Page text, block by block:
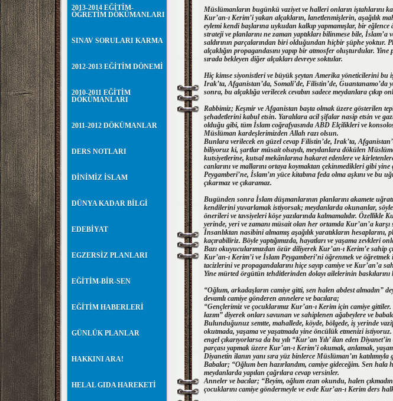
2013-2014 EĞİTİM-
ÖĞRETİM DÖKÜMANLARI
SINAV SORULARI KARMA
2012-2013 EĞİTİM DÖNEMİ
2010-2011 EĞİTİM
DÖKÜMANLARI
2011-2012 DÖKÜMANLAR
DERS NOTLARI
DİNİMİZ İSLAM
DÜNYA KADAR BİLGİ
EDEBİYAT
EGZERSİZ PLANLARI
EĞİTİM-BİR-SEN
EĞİTİM HABERLERİ
GÜNLÜK PLANLAR
HAKKINI ARA!
HELAL GIDA HAREKETİ
Müslümanların bugünkü vaziyet ve halleri onların iştahlarını
Kur’an-ı Kerim’i yakan alçakların, lanetlenmişlerin, aşağılık
eylemi kendi başlarına uykudan kalkıp yapmamışlar, bir
strateji ve planlarını ne zaman yaptıkları bilinmese bile,
saldırının parçalarından biri olduğundan hiçbir şüphe yoktur.
alçaklığın propagandasını yapıp bir atmosfer oluşturdular.
sırada bekleyen diğer alçakları devreye soktular.
Hiç kimse siyonistleri ve büyük şeytan Amerika yöneticilerini bu
Irak’ta, Afganistan’da, Somali’de, Filistin’de, Guantanamo’da
sonra, bu alçaklığa verilecek cevabın sadece meydanlara çıkıp
Rabbimiz; Keşmir ve Afganistan başta olmak üzere gösterilen
şehadetlerini kabul etsin. Yaralılara acil şifalar nasip etsin ve
olduğu gibi, tüm İslam coğrafyasında ABD Elçilikleri ve
Müslüman kardeşlerimizden Allah razı olsun.
Bunlara verilecek en güzel cevap Filistin’de, Irak’ta,
biliyoruz ki, şartlar müsait olsaydı, meydanlara dökülen
kutsiyetlerine, kutsal mekânlarına hakaret edenlere ve
canlarını ve mallarını ortaya koymaktan çekinmedikleri gibi
Peygamberi’ne, İslam’ın yüce kitabına feda olma aşkını ve
çıkarmaz ve çıkaramaz.
Bugünden sonra İslam düşmanlarının planlarını akamete
kendilerini yuvarlamak istiyorsak; meydanlarda okunanlar,
önerileri ve tavsiyeleri köşe yazılarında kalmamalıdır. Özellikle
yerinde, yeri ve zamanı müsait olan her ortamda Kur’an’a
İnsanlıktan nasibini almamış aşağılık yaratıkların
kaçırabiliriz. Böyle yaptığımızda, hayatları ve yaşama zevkleri
Bazı okuyucularımızdan özür diliyerek Kur’an-ı Kerim’e sahip
Kur’an-ı Kerim’i ve İslam Peygamberi’ni öğrenmek ve
tacizlerini ve propagandalarını hiçe sayıp camiye ve Kur’an’a
Yine mürted örgütün tehditlerinden dolayı ailelerinin baskılarını
“Oğlum, arkadaşların camiye gitti, sen halen abdest almadın”
devamlı camiye gönderen annelere ve bacılara;
“Gençlerimiz ve çocuklarımız Kur’an-ı Kerim için camiye
lazım” diyerek onları savunan ve sahiplenen ağabeylere ve
Bulunduğunuz semtte, mahallede, köyde, bölgede, iş yerinde
okutmada, yaşama ve yaşatmada yine öncülük etmenizi
engel çıkarıyorlarsa da bu yılı “Kur’an Yılı’ ilan eden
parçası yapmak üzere Kur’an-ı Kerim’i okumak, anlamak,
Diyanetin ilanın yanı sıra yüz binlerce Müslüman’ın
Babalar; “Oğlum ben hazırlandım, camiye gideceğim. Sen hala
meydanlarda yapılan çağrılara cevap versinler.
Anneler ve bacılar; “Beyim, oğlum ezan okundu, halen
çocuklarını camiye göndermeyle ve evde Kur’an-ı Kerim ders